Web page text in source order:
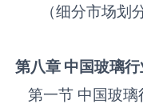
（细分市场划
第八章 中国玻璃
第一节 中国‌‌‌‌玻